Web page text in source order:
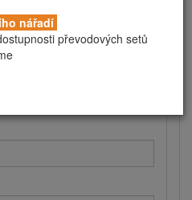
nářadí
převodových setů